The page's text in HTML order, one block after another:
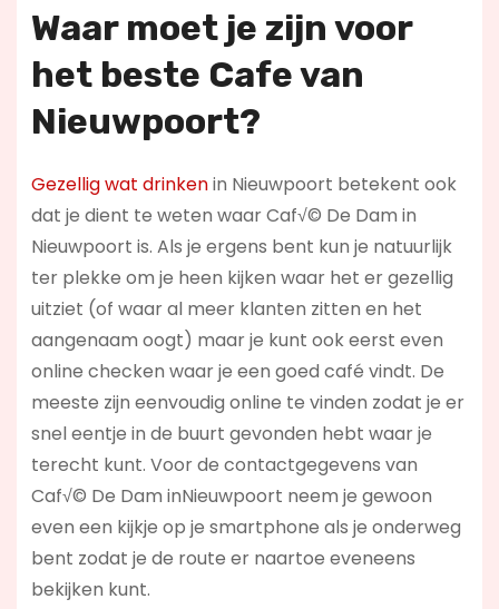
Waar moet je zijn voor
het beste Cafe van
Nieuwpoort?
Gezellig wat drinkenin Nieuwpoort betekent ook
dat je dient te weten waar Caf√© De Dam in
Nieuwpoort is. Als je ergens bent kun je natuurlijk
ter plekke om je heen kijken waar het er gezellig
uitziet (of waar al meer klanten zitten en het
aangenaam oogt) maar je kunt ook eerst even
online checken waar je een goed café vindt. De
meeste zijn eenvoudig online te vinden zodat je er
snel eentje in de buurt gevonden hebt waar je
terecht kunt. Voor de contactgegevens van
Caf√© De Dam inNieuwpoort neem je gewoon
even een kijkje op je smartphone als je onderweg
bent zodat je de route er naartoe eveneens
bekijken kunt.